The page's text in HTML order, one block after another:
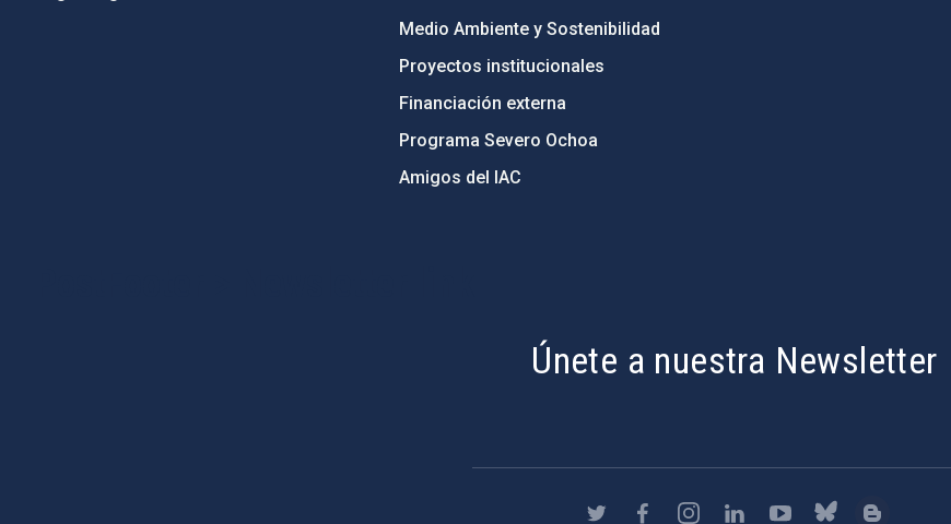
Medio Ambiente y Sostenibilidad
Proyectos institucionales
Financiación externa
Programa Severo Ochoa
Amigos del IAC
Únete a nuestra Newsletter